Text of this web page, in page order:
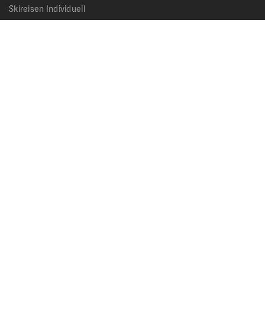
Skireisen Individuell
Catskiing